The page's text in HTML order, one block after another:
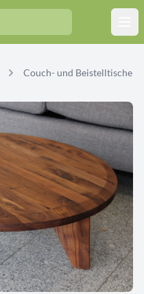
Couch- und Beistelltische